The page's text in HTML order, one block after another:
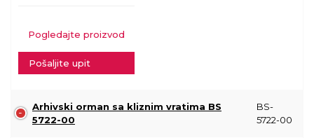
Pogledajte proizvod
Pošaljite upit
Arhivski orman sa kliznim vratima BS
5722-00
BS-
5722-00